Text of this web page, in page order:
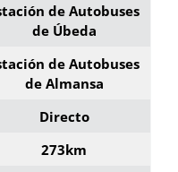
de Autobuses
de Úbeda
de Autobuses
de Almansa
Directo
273km